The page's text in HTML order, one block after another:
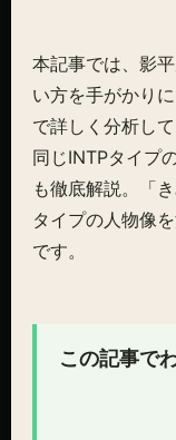
本記事では、影
い方を手がかり
で詳しく分析し
同じINTPタイプ
も徹底解説。「
タイプの人物像
です。
この記事で